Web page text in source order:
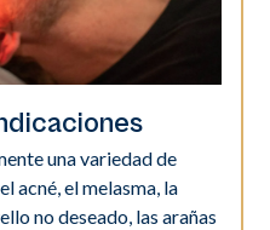
una variedad de
acné, el melasma, la
no deseado, las arañas